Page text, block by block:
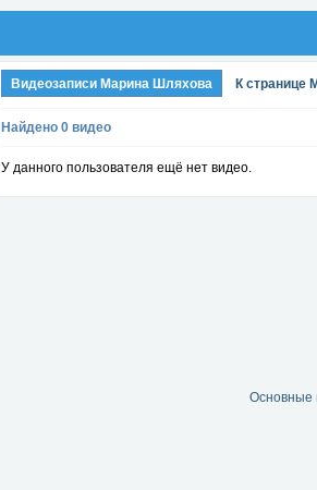
Видеозаписи Марина Шляхова К странице
Найдено 0 видео
У данного пользователя ещё нет видео.
Основные